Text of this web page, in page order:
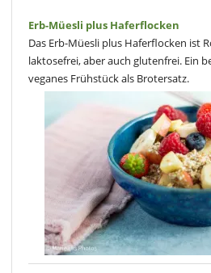
Erb-Müesli plus Haferflocken
Das Erb-Müesli plus Haferflocken ist
laktosefrei, aber auch glutenfrei. Ein
veganes Frühstück als Brotersatz.